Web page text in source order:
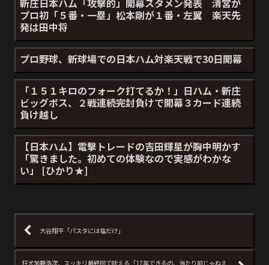
新庄日本ハム「攻撃的」開幕スタメン発表 清宮が
プロ初「５番・一塁」松本剛が１番・左翼 楽天先
発は田中将
プロ野球、新球場での日本ハム対楽天戦で30日開幕
「１５１キロのフォーク打てるか！」日ハム・新庄
ビッグボス、２戦連続完封負けで開幕３カード連続
負け越し
【日本ハム】電撃トレードの吉田輝星が胸中明かす
「驚きました。初めての体験なので実感がわかな
い」 [ひかり★]
大谷翔平「パスタには塩だけ」
狂犬加藤浩次、スッキリ最終回で吠える「17年できるの、当たり前じゃねえ